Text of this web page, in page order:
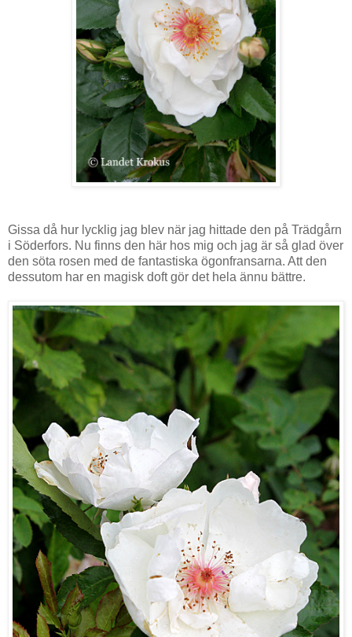
Gissa då hur lycklig jag blev när jag hittade den på Trädgårn
i Söderfors. Nu finns den här hos mig och jag är så glad över
den söta rosen med de fantastiska ögonfransarna. Att den
dessutom har en magisk doft gör det hela ännu bättre.